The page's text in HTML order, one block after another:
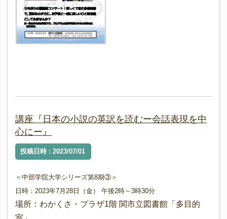
講座『日本の小説の英訳を読むー会話表現を中
心にー』
投稿日時 : 2023/07/01
＜中部学院大学シリーズ第8期③＞
日時：2023年7月28日（金） 午後2時～3時30分
場所：わかくさ・プラザ1階 関市立図書館「多目的